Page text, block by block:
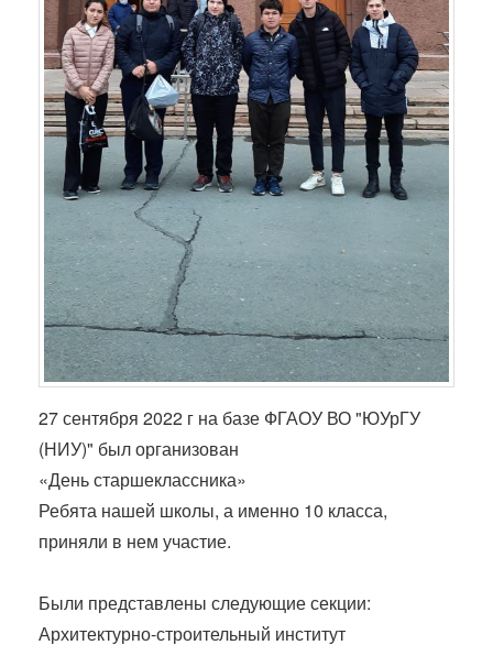
27 сентября 2022 г на базе ФГАОУ ВО "ЮУрГУ
(НИУ)" был организован
«День старшеклассника»
Ребята нашей школы, а именно 10 класса,
приняли в нем участие.
Были представлены следующие секции:
Архитектурно-строительный институт